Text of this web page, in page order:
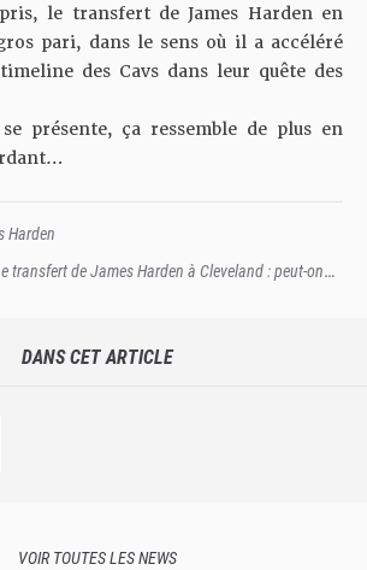
transfert de James Harden à Cleveland : peut-on
le transfert de James Harden en
pari, dans le sens où il a accéléré
des Cavs dans leur quête des
présente, ça ressemble de plus en
Harden
DANS CET ARTICLE
VOIR TOUTES LES NEWS